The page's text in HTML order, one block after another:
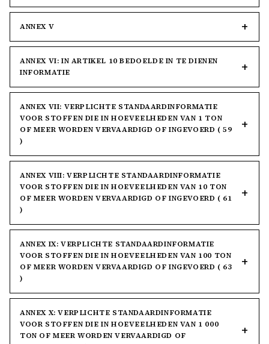
ANNEX V
ANNEX VI: IN ARTIKEL 10 BEDOELDE IN TE DIENEN
INFORMATIE
ANNEX VII: VERPLICHTE STANDAARDINFORMATIE
VOOR STOFFEN DIE IN HOEVEELHEDEN VAN 1 TON
OF MEER WORDEN VERVAARDIGD OF INGEVOERD ( 59
)
ANNEX VIII: VERPLICHTE STANDAARDINFORMATIE
VOOR STOFFEN DIE IN HOEVEELHEDEN VAN 10 TON
OF MEER WORDEN VERVAARDIGD OF INGEVOERD ( 61
)
ANNEX IX: VERPLICHTE STANDAARDINFORMATIE
VOOR STOFFEN DIE IN HOEVEELHEDEN VAN 100 TON
OF MEER WORDEN VERVAARDIGD OF INGEVOERD ( 63
)
ANNEX X: VERPLICHTE STANDAARDINFORMATIE
VOOR STOFFEN DIE IN HOEVEELHEDEN VAN 1 000
TON OF MEER WORDEN VERVAARDIGD OF